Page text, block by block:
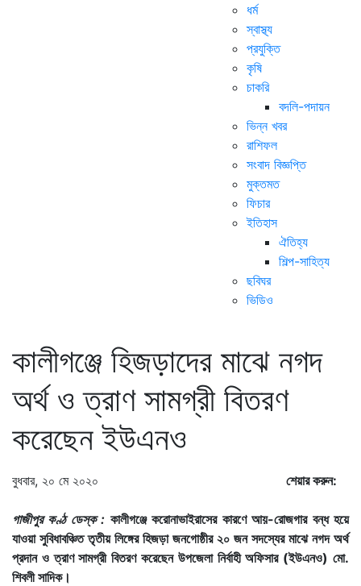
ধর্ম
স্বাস্থ্য
প্রযুক্তি
কৃষি
চাকরি
বদলি-পদায়ন
ভিন্ন খবর
রাশিফল
সংবাদ বিজ্ঞপ্তি
মুক্তমত
ফিচার
ইতিহাস
ঐতিহ্য
শিল্প-সাহিত্য
ছবিঘর
ভিডিও
কালীগঞ্জে হিজড়াদের মাঝে নগদ
অর্থ ও ত্রাণ সামগ্রী বিতরণ
করেছেন ইউএনও
বুধবার, ২০ মে ২০২০ শেয়ার করুন:
গাজীপুর কণ্ঠ ডেস্ক : কালীগঞ্জে করোনাভাইরাসের কারণে আয়-রোজগার বন্ধ হয়ে
যাওয়া সুবিধাবঞ্চিত তৃতীয় লিঙ্গের হিজড়া জনগোষ্ঠীর ২০ জন সদস্যের মাঝে নগদ অর্থ
প্রদান ও ত্রাণ সামগ্রী বিতরণ করেছেন উপজেলা নির্বাহী অফিসার (ইউএনও) মো.
শিবলী সাদিক।